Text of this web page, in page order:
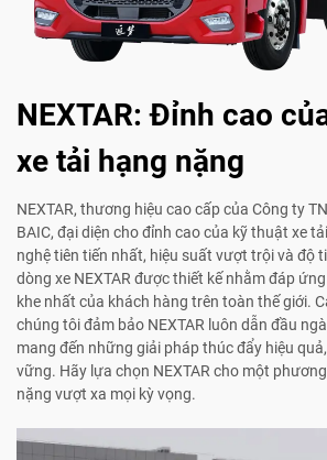
NEXTAR: Đỉnh cao
xe tải hạng nặng
NEXTAR, thương hiệu cao cấp của Công ty
BAIC, đại diện cho đỉnh cao của kỹ thuật xe
nghệ tiên tiến nhất, hiệu suất vượt trội và độ
dòng xe NEXTAR được thiết kế nhằm đáp
khe nhất của khách hàng trên toàn thế giới.
chúng tôi đảm bảo NEXTAR luôn dẫn đầu
mang đến những giải pháp thúc đẩy hiệu
vững. Hãy lựa chọn NEXTAR cho một
nặng vượt xa mọi kỳ vọng.